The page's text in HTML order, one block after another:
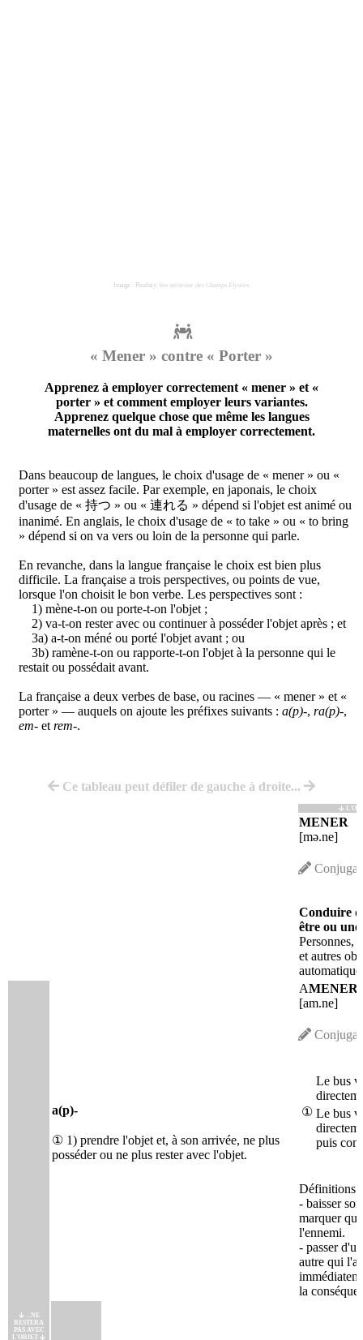
Image : Pixabay. Vue aérienne des Champs Élysées.
« Mener » contre « Porter »
Apprenez à employer correctement « mener » et «
porter » et comment employer leurs variantes.
Apprenez quelque chose que même les langues
maternelles ont du mal à employer correctement.
Dans beaucoup de langues, le choix d'usage de « mener » ou «
porter » est assez facile. Par exemple, en japonais, le choix
d'usage de « 持つ » ou « 連れる » dépend si l'objet est animé ou
inanimé. En anglais, le choix d'usage de « to take » ou « to bring
» dépend si on va vers ou loin de la personne qui parle.
En revanche, dans la langue française le choix est bien plus
difficile. La française a trois perspectives, ou points de vue,
lorsque l'on choisit le bon verbe. Les perspectives sont :
1) mène-t-on ou porte-t-on l'objet ;
2) va-t-on rester avec ou continuer à posséder l'objet après ; et
3a) a-t-on méné ou porté l'objet avant ; ou
3b) ramène-t-on ou rapporte-t-on l'objet à la personne qui le
restait ou possédait avant.
La française a deux verbes de base, ou racines — « mener » et «
porter » — auquels on ajoute les préfixes suivants : a(p)-, ra(p)-,
em- et rem-.
Ce tableau peut défiler de gauche à droite...
MENER
[mə.ne]
Conduire
être ou une
Personnes,
et autres
...NE
RESTERA
PAS AVEC
L'OBJET
a(p)-
① 1) prendre l'objet et, à son arrivée, ne plus
posséder ou ne plus rester avec l'objet.
AMENER
[am.ne]
①
Le bus
Le bus
puis
Définitions
- baisser
marquer
l'ennemi.
- passer
autre qui l'a
la